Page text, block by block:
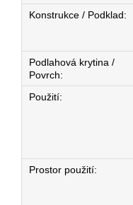
Konstrukce / Podklad:
Podlahová krytina /
Povrch:
Použití:
Prostor použití: